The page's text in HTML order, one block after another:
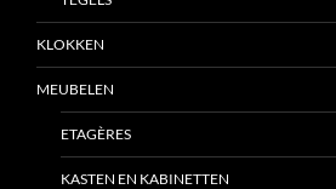
KLOKKEN
MEUBELEN
ETAGÈRES
KASTEN EN KABINETTEN